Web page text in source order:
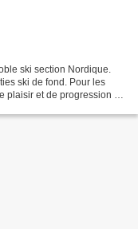
ski section Nordique.
ski de fond. Pour les
plaisir et de progression et